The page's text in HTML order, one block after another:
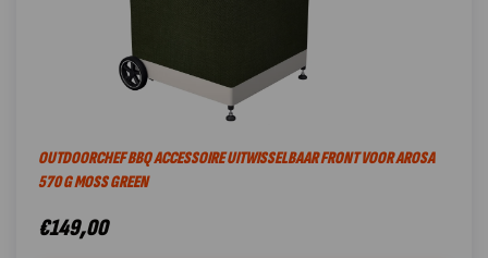
OUTDOORCHEF BBQ ACCESSOIRE UITWISSELBAAR FRONT VOOR AROSA
570 G MOSS GREEN
€149,00